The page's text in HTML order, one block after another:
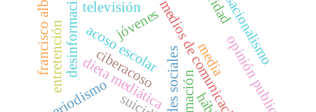
dieta mediática
jóvenesmedios de comunicación
redes sociales
desinformaciónacoso escolar
ciberacoso opinión publica
periodismo
sensacionalismo
televisión
entretención
francisco albo media